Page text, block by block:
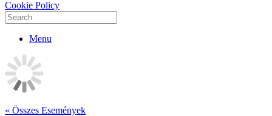
Cookie Policy
Menu
« Összes Események